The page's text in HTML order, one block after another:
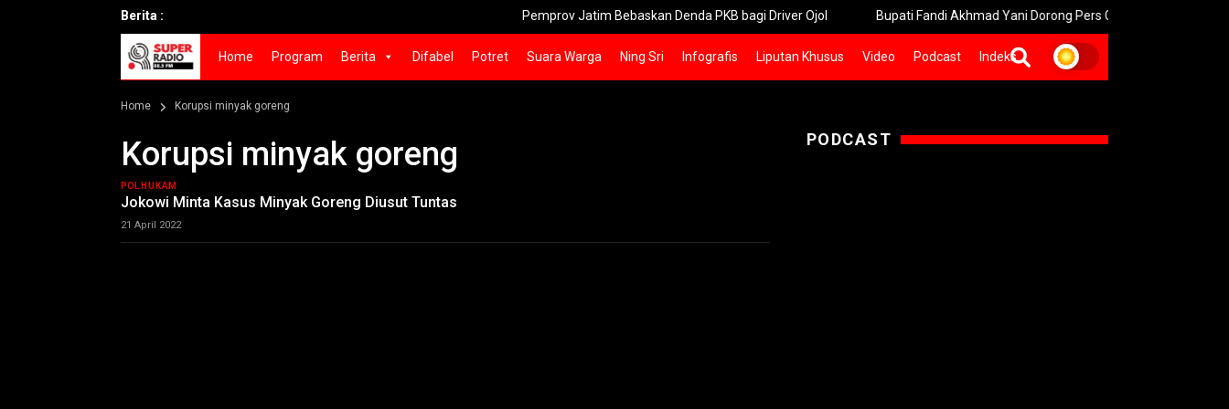
Berita : Pemprov Jatim Bebaskan Denda PKB bagi Driver Ojol Bupati Fandi Akhmad Yani Dorong Pers Gresik Lebih Berdampak
Home Program Berita Difabel Potret Suara Warga Ning Sri Infografis Liputan Khusus Video Podcast Indeks
Home Korupsi minyak goreng
Korupsi minyak goreng
POLHUKAM
Jokowi Minta Kasus Minyak Goreng Diusut Tuntas
21 April 2022
PODCAST